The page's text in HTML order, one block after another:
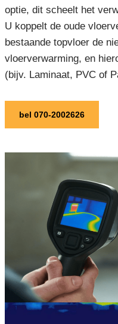
optie, dit scheelt het
U koppelt de oude
bestaande topvloer de
vloerverwarming, en
(bijv. Laminaat, PVC of
bel 070-2002626